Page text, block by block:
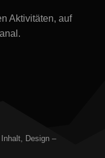
Aktivitäten, auf
Design –